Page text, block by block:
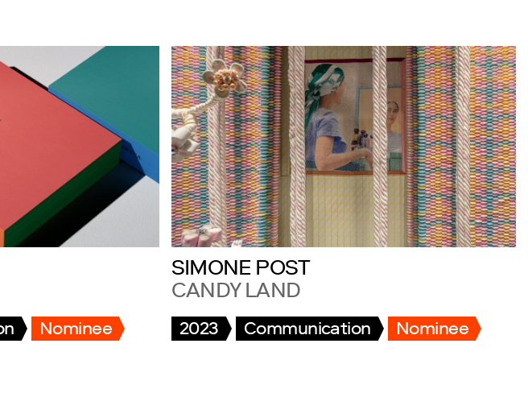
Nominee
SIMONE POST
CANDY LAND
2023 Communication Nominee